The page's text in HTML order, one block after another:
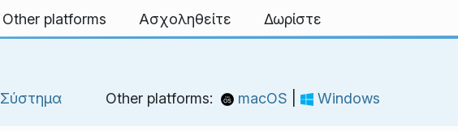
Other platforms Ασχοληθείτε Δωρίστε
Σύστημα Other platforms: macOS Windows